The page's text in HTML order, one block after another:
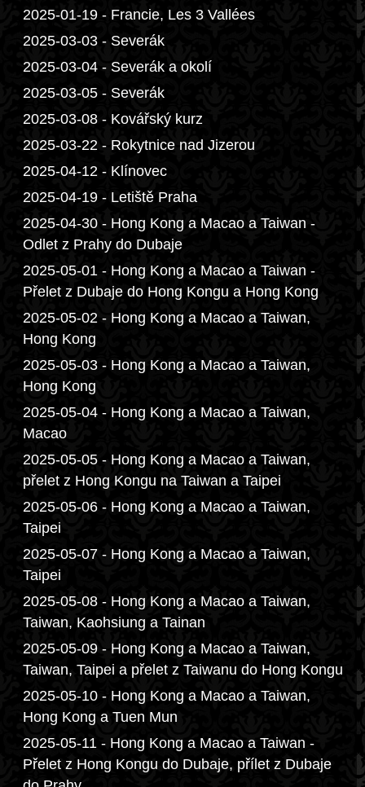
2025-01-19 - Francie, Les 3 Vallées
2025-03-03 - Severák
2025-03-04 - Severák a okolí
2025-03-05 - Severák
2025-03-08 - Kovářský kurz
2025-03-22 - Rokytnice nad Jizerou
2025-04-12 - Klínovec
2025-04-19 - Letiště Praha
2025-04-30 - Hong Kong a Macao a Taiwan -
Odlet z Prahy do Dubaje
2025-05-01 - Hong Kong a Macao a Taiwan -
Přelet z Dubaje do Hong Kongu a Hong Kong
2025-05-02 - Hong Kong a Macao a Taiwan,
Hong Kong
2025-05-03 - Hong Kong a Macao a Taiwan,
Hong Kong
2025-05-04 - Hong Kong a Macao a Taiwan,
Macao
2025-05-05 - Hong Kong a Macao a Taiwan,
přelet z Hong Kongu na Taiwan a Taipei
2025-05-06 - Hong Kong a Macao a Taiwan,
Taipei
2025-05-07 - Hong Kong a Macao a Taiwan,
Taipei
2025-05-08 - Hong Kong a Macao a Taiwan,
Taiwan, Kaohsiung a Tainan
2025-05-09 - Hong Kong a Macao a Taiwan,
Taiwan, Taipei a přelet z Taiwanu do Hong Kongu
2025-05-10 - Hong Kong a Macao a Taiwan,
Hong Kong a Tuen Mun
2025-05-11 - Hong Kong a Macao a Taiwan -
Přelet z Hong Kongu do Dubaje, přílet z Dubaje